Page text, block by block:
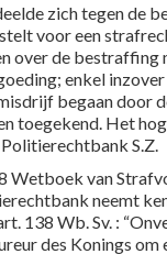
zich tegen de
voor een
over de bestraffing
enkel inzover
begaan door
toegekend. Het
S.Z.
Wetboek van
neemt
138 Wb. Sv. :
des Konings om